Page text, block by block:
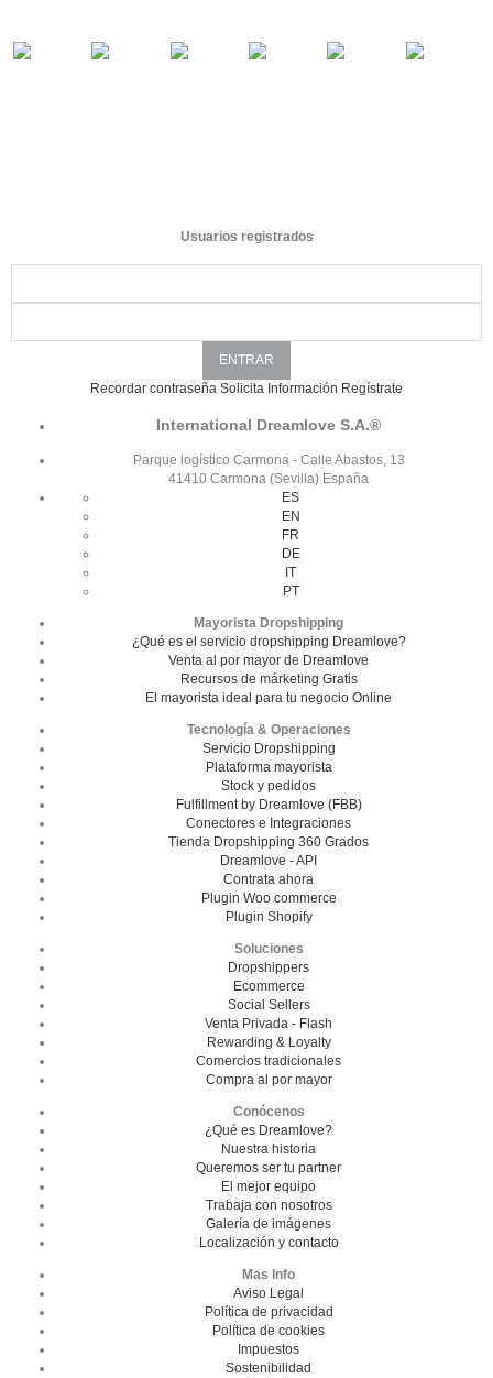
Usuarios registrados
Recordar contraseña Solicita Información Regístrate
International Dreamlove S.A.®
Parque logístico Carmona - Calle Abastos, 13
41410 Carmona (Sevilla) España
ES
EN
FR
DE
IT
PT
Mayorista Dropshipping
¿Qué es el servicio dropshipping Dreamlove?
Venta al por mayor de Dreamlove
Recursos de márketing Gratis
El mayorista ideal para tu negocio Online
Tecnología & Operaciones
Servicio Dropshipping
Plataforma mayorista
Stock y pedidos
Fulfillment by Dreamlove (FBB)
Conectores e Integraciones
Tienda Dropshipping 360 Grados
Dreamlove - API
Contrata ahora
Plugin Woo commerce
Plugin Shopify
Soluciones
Dropshippers
Ecommerce
Social Sellers
Venta Privada - Flash
Rewarding & Loyalty
Comercios tradicionales
Compra al por mayor
Conócenos
¿Qué es Dreamlove?
Nuestra historia
Queremos ser tu partner
El mejor equipo
Trabaja con nosotros
Galería de imágenes
Localización y contacto
Mas Info
Aviso Legal
Política de privacidad
Política de cookies
Impuestos
Sostenibilidad